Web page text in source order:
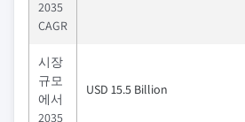
2035
CAGR
시장
규모
에서
2035
USD 15.5 Billion